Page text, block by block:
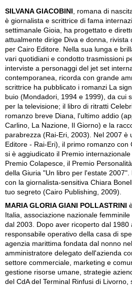
SILVANA GIACOBINI
, romana di
è giornalista e scrittrice di fama
settimanale Gioia, ha progettato e
attualmente dirige Diva e donna,
per Cairo Editore. Nella sua lunga e
vari quotidiani e condotto trasmissioni
interviste a personaggi del jet set
contemporanea, ricorda con grande
scrittrice ha pubblicato i romanzi La
buio (Mondadori, 1994 e 1999), da cui
per la televisione; il libro di ritratti
romanzo breve Diana, l'ultimo addio
Carlino, La Nazione, Il Giorno) e la
parabrezza (Rai-Eri, 2003). Nel 2007 è
Editore - Rai-Eri), il primo romanzo
si è aggiudicato il Premio
Premio Colapesce, il Premio
della Giuria "Un libro per l'estate
con la giornalista-sensitiva Chiara
tuo segreto (Cairo Publishing, 2009).
MARIA GLORIA GIANI POLLASTRINI
Italia, associazione nazionale
dal 2003. Dopo aver ricoperto dal 1980
responsabile operativo della casa di
agenzia marittima fondata dal nonno
amministratore delegato dell'azienda
settore commerciale, marketing e
gestione risorse umane, strategie
del CdA del Terminal Rinfusi di